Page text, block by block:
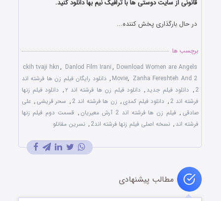
قانونی از سایت دوستی ها با ترافیک نیم بها دانلود کنید.
در حال بارگذاری پخش کننده...
برچسب ها
ckih tvaji hkn, Danlod Film Irani, Download Women are Angels
Movie, Zanha Fereshteh And 2
, دانلود رایگان فیلم زن ها فرشته اند
2
, دانلود فیلم جدید , دانلود فیلم زن ها فرشته اند ۲ , دانلود فیلم زنها
فرشته اند 2 , دانلود فیلم کمدی , زن ها فرشته اند 2 , سحر قریشی , علی
صادقی , فیلم زن ها فرشته اند 2 آرش معیریان , قسمت دوم فیلم زنها
فرشته اند , نسخه اصلی فیلم زنها فرشته اند2 , نسرین مقانلو
مطالب پیشنهادی